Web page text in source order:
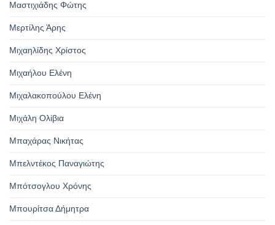
Μαστιχιάδης Φώτης
Μερτίλης Άρης
Μιχαηλίδης Χρίστος
Μιχαήλου Ελένη
Μιχαλακοπούλου Ελένη
Μιχάλη Ολίβια
Μπαχάρας Νικήτας
Μπελντέκος Παναγιώτης
Μπότσογλου Χρόνης
Μπουρίτσα Δήμητρα